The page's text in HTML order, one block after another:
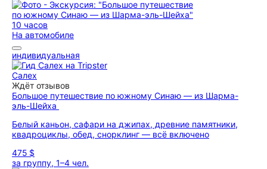
10 часов
На автомобиле
индивидуальная
Салех
Ждёт отзывов
Большое путешествие по южному Синаю — из Шарма-
эль-Шейха
Белый каньон, сафари на джипах, древние памятники,
квадроциклы, обед, снорклинг — всё включено
475 $
за группу, 1–4 чел.